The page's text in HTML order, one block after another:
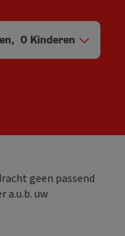
, 0 Kinderen
geen passend
a.u.b. uw